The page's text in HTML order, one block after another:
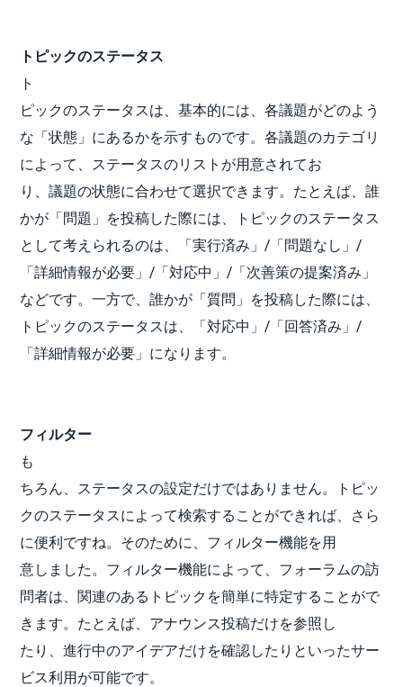
トピックのステータス
ト
ピックのステータスは、基本的には、各議題がどのよう
な「状態」にあるかを示すものです。各議題のカテゴリ
によって、ステータスのリストが用意されてお
り、議題の状態に合わせて選択できます。たとえば、誰
かが「問題」を投稿した際には、トピックのステータス
として考えられるのは、「実行済み」/「問題なし」/
「詳細情報が必要」/「対応中」/「次善策の提案済み」
などです。一方で、誰かが「質問」を投稿した際には、
トピックのステータスは、「対応中」/「回答済み」/
「詳細情報が必要」になります。
フィルター
も
ちろん、ステータスの設定だけではありません。トピッ
クのステータスによって検索することができれば、さら
に便利ですね。そのために、フィルター機能を用
意しました。フィルター機能によって、フォーラムの訪
問者は、関連のあるトピックを簡単に特定することがで
きます。たとえば、アナウンス投稿だけを参照し
たり、進行中のアイデアだけを確認したりといったサー
ビス利用が可能です。